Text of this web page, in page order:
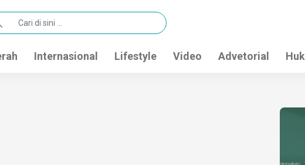
Internasional Lifestyle Video Advetorial